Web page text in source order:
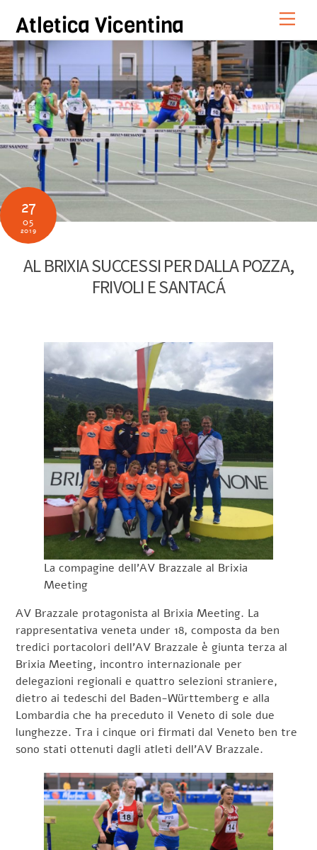
content
Atletica Vicentina
27
05
2019
AL BRIXIA SUCCESSI PER DALLA POZZA,
FRIVOLI E SANTACÁ
La compagine dell’AV Brazzale al Brixia
Meeting
AV Brazzale protagonista al Brixia Meeting. La
rappresentativa veneta under 18, composta da ben
tredici portacolori dell’AV Brazzale è giunta terza al
Brixia Meeting, incontro internazionale per
delegazioni regionali e quattro selezioni straniere,
dietro ai tedeschi del Baden-Württemberg e alla
Lombardia che ha preceduto il Veneto di sole due
lunghezze. Tra i cinque ori firmati dal Veneto ben tre
sono stati ottenuti dagli atleti dell’AV Brazzale.